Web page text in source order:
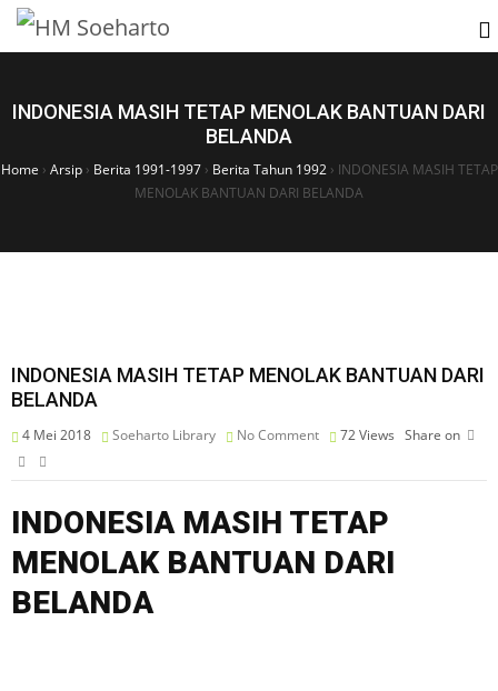
INDONESIA MASIH TETAP MENOLAK BANTUAN DARI
BELANDA
Home › Arsip› Berita 1991-1997› Berita Tahun 1992› INDONESIA MASIH TETAP
MENOLAK BANTUAN DARI BELANDA
INDONESIA MASIH TETAP MENOLAK BANTUAN DARI
BELANDA
4 Mei 2018 Soeharto Library No Comment 72Views Share on
INDONESIA MASIH TETAP
MENOLAK BANTUAN DARI
BELANDA